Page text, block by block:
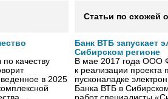
качеству
в 2025
Статьи по схожей
Банк ВТБ запускает
Сибирском регионе
В мае 2017 года ООО
к реализации
пусконаладке
Банка ВТБ в